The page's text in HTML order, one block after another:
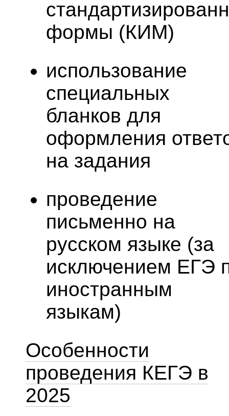
формы (КИМ)
использование
специальных
бланков для
оформления
на задания
проведение
письменно на
русском языке (за
исключением ЕГЭ
иностранным
языкам)
Особенности
проведения КЕГЭ в
2025